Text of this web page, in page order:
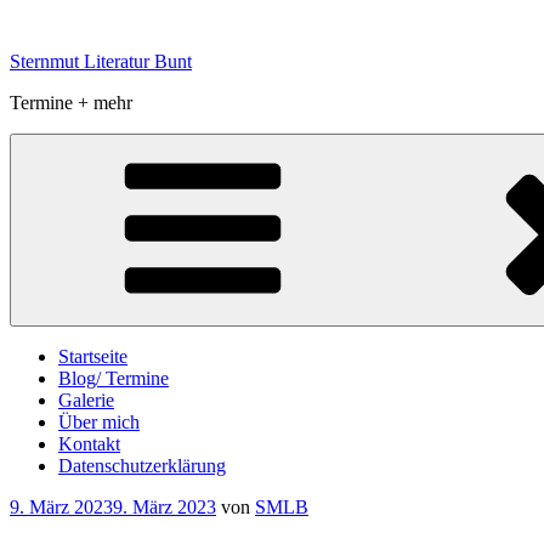
springen
Sternmut Literatur Bunt
Termine + mehr
Startseite
Blog/ Termine
Galerie
Über mich
Kontakt
Datenschutzerklärung
Veröffentlicht
9. März 20239. März 2023 von SMLB